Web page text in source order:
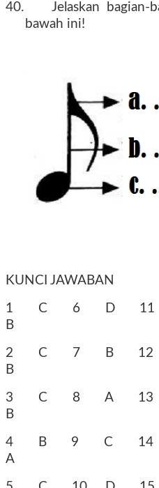
40.
Jelaskan
bawah ini!
KUNCI JAWABAN
1 C 6 D 11
B
2 C 7 B 12
B
3 C 8 A 13
B
4 B 9 C 14
A